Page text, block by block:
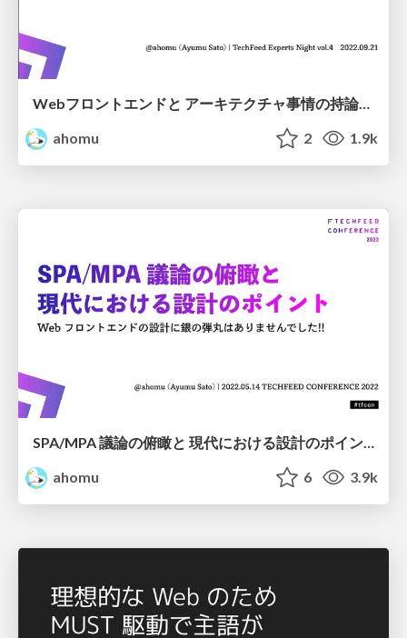
Webフロントエンドと アーキテクチャ事情の持論を喋る
ahomu
2 1.9k
ahomu
6 3.9k